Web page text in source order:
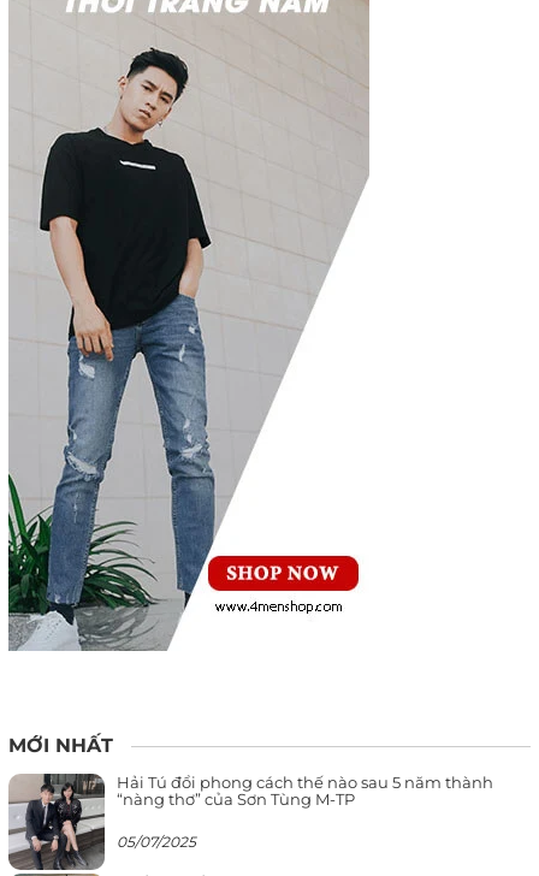
MỚI NHẤT
Hải Tú đổi phong cách thế nào sau 5 năm thành
“nàng thơ” của Sơn Tùng M-TP
05/07/2025